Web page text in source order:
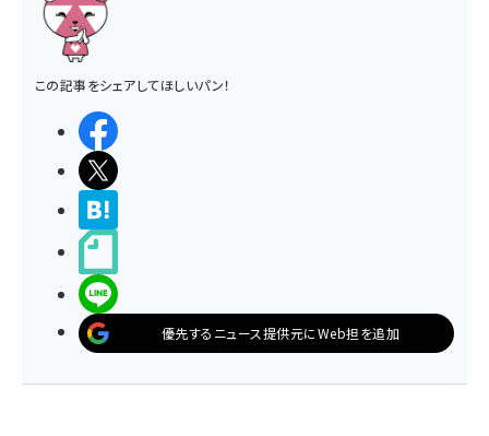
この記事をシェアしてほしいパン！
優先するニュース提供元にWeb担を追加